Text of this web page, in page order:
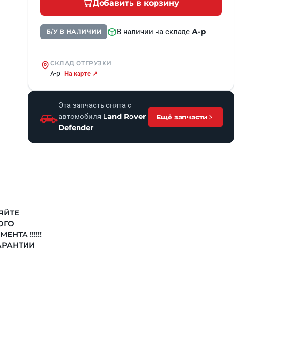
Добавить в корзину
Б/У В НАЛИЧИИ В наличии на складеА-р
СКЛАД ОТГРУЗКИ
А-р На карте ↗
Эта запчасть снята с
автомобиля Land Rover
Defender
Ещё запчасти
!!!!!!